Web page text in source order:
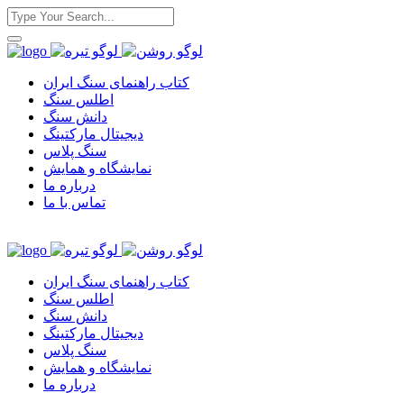
کتاب راهنمای سنگ ایران
اطلس سنگ
دانش سنگ
دیجیتال مارکتینگ
سنگ پلاس
نمایشگاه و همایش
درباره ما
تماس با ما
کتاب راهنمای سنگ ایران
اطلس سنگ
دانش سنگ
دیجیتال مارکتینگ
سنگ پلاس
نمایشگاه و همایش
درباره ما